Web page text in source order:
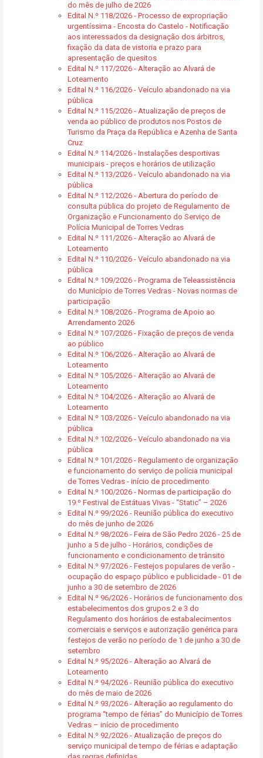
do mês de julho de 2026
Edital N.º 118/2026 - Processo de expropriação
urgentíssima - Encosta do Castelo - Notificação
aos interessados da designação dos árbitros,
fixação da data de vistoria e prazo para
apresentação de quesitos
Edital N.º 117/2026 - Alteração ao Alvará de
Loteamento
Edital N.º 116/2026 - Veículo abandonado na via
pública
Edital N.º 115/2026 - Atualização de preços de
venda ao público de produtos nos Postos de
Turismo da Praça da República e Azenha de Santa
Cruz
Edital N.º 114/2026 - Instalações desportivas
municipais - preços e horários de utilização
Edital N.º 113/2026 - Veículo abandonado na via
pública
Edital N.º 112/2026 - Abertura do período de
consulta pública do projeto de Regulamento de
Organização e Funcionamento do Serviço de
Polícia Municipal de Torres Vedras
Edital N.º 111/2026 - Alteração ao Alvará de
Loteamento
Edital N.º 110/2026 - Veículo abandonado na via
pública
Edital N.º 109/2026 - Programa de Teleassistência
do Município de Torres Vedras - Novas normas de
participação
Edital N.º 108/2026 - Programa de Apoio ao
Arrendamento 2026
Edital N.º 107/2026 - Fixação de preços de venda
ao público
Edital N.º 106/2026 - Alteração ao Alvará de
Loteamento
Edital N.º 105/2026 - Alteração ao Alvará de
Loteamento
Edital N.º 104/2026 - Alteração ao Alvará de
Loteamento
Edital N.º 103/2026 - Veículo abandonado na via
pública
Edital N.º 102/2026 - Veículo abandonado na via
pública
Edital N.º 101/2026 - Regulamento de organização
e funcionamento do serviço de polícia municipal
de Torres Vedras - início de procedimento
Edital N.º 100/2026 - Normas de participação do
19.º Festival de Estátuas Vivas - “Static” – 2026
Edital N.º 99/2026 - Reunião pública do executivo
do mês de junho de 2026
Edital N.º 98/2026 - Feira de São Pedro 2026 - 25 de
junho a 5 de julho - Horários, condições de
funcionamento e condicionamento de trânsito
Edital N.º 97/2026 - Festejos populares de verão -
ocupação do espaço público e publicidade - 01 de
junho a 30 de setembro de 2026
Edital N.º 96/2026 - Horários de funcionamento dos
estabelecimentos dos grupos 2 e 3 do
Regulamento dos horários de estabalecimentos
comerciais e serviços e autorização genérica para
festejos de verão no período de 1 de junho a 30 de
setembro
Edital N.º 95/2026 - Alteração ao Alvará de
Loteamento
Edital N.º 94/2026 - Reunião pública do executivo
do mês de maio de 2026
Edital N.º 93/2026 - Alteração ao regulamento do
programa “tempo de férias” do Município de Torres
Vedras – início de procedimento
Edital N.º 92/2026 - Atualização de preços do
serviço municipal de tempo de férias e adaptação